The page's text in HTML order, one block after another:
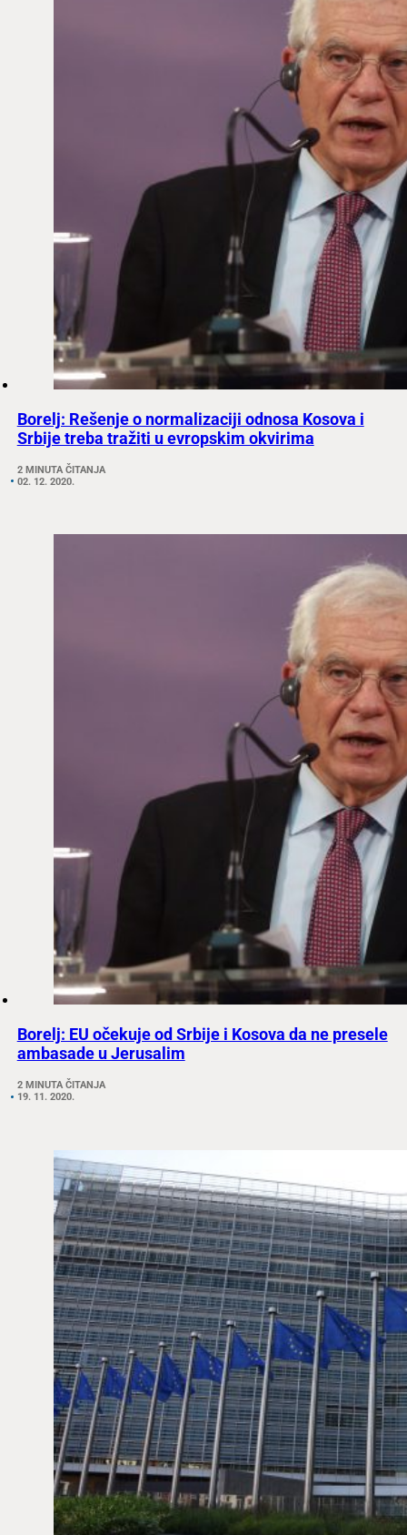
Borelj: Rešenje o normalizaciji odnosa Kosova i
Srbije treba tražiti u evropskim okvirima
2 MINUTA ČITANJA
02. 12. 2020.
Borelj: EU očekuje od Srbije i Kosova da ne presele
ambasade u Jerusalim
2 MINUTA ČITANJA
19. 11. 2020.